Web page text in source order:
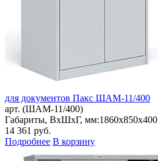
для документов Пакс ШАМ-11/400
арт. (ШАМ-11/400)
Габариты, ВxШxГ, мм:1860x850x400
14 361 руб.
Подробнее В корзину